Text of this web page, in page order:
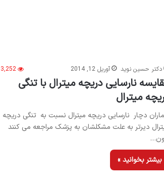
دکتر حسین نوید آوریل 12, 2014 3,252
نارسایی دریچه میترال با تنگی
میترال
دچار نارسایی دریچه میترال نسبت به تنگی دریچه
دیرتر به علت مشکلشان به پزشک مراجعه می کنند
بیشتر بخوانید »